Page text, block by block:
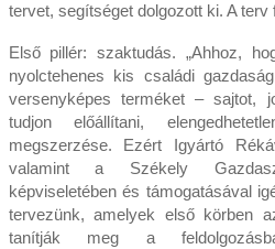
tervet, segítséget dolgozott ki. A
Első pillér: szaktudás. „Ahhoz,
nyolctehenes kis családi
versenyképes terméket – sajtot,
tudjon előállítani,
megszerzése. Ezért Igyártó
valamint a Székely
képviseletében és támogatásával
tervezünk, amelyek első körben
tanítják meg a